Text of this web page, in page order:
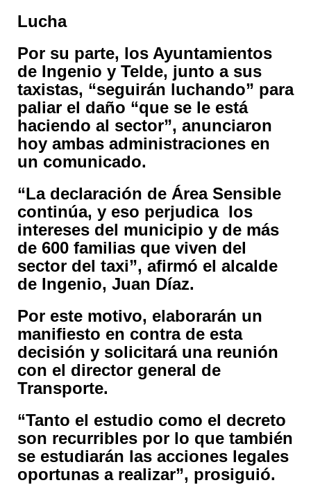
Lucha
Por su parte, los Ayuntamientos
de Ingenio y Telde, junto a sus
taxistas, “seguirán luchando” para
paliar el daño “que se le está
haciendo al sector”, anunciaron
hoy ambas administraciones en
un comunicado.
“La declaración de Área Sensible
continúa, y eso perjudica los
intereses del municipio y de más
de 600 familias que viven del
sector del taxi”, afirmó el alcalde
de Ingenio, Juan Díaz.
Por este motivo, elaborarán un
manifiesto en contra de esta
decisión y solicitará una reunión
con el director general de
Transporte.
“Tanto el estudio como el decreto
son recurribles por lo que también
se estudiarán las acciones legales
oportunas a realizar”, prosiguió.